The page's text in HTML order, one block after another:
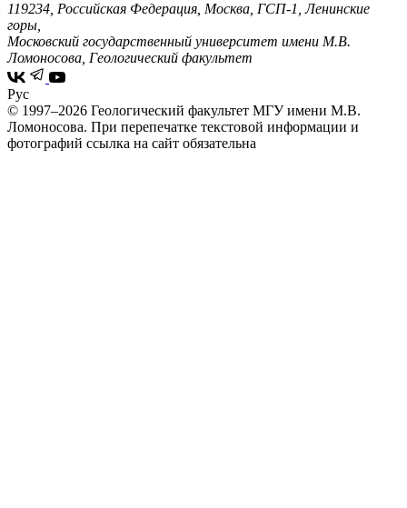
119234, Российская Федерация, Москва, ГСП-1, Ленинские
горы,
Московский государственный университет имени М.В.
Ломоносова, Геологический факультет
Рус
© 1997–2026 Геологический факультет МГУ имени М.В.
Ломоносова. При перепечатке текстовой информации и
фотографий ссылка на сайт обязательна